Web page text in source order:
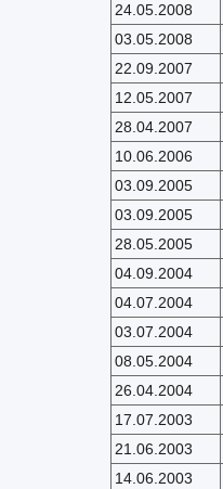
24.05.2008
03.05.2008
22.09.2007
12.05.2007
28.04.2007
10.06.2006
03.09.2005
03.09.2005
28.05.2005
04.09.2004
04.07.2004
03.07.2004
08.05.2004
26.04.2004
17.07.2003
21.06.2003
14.06.2003